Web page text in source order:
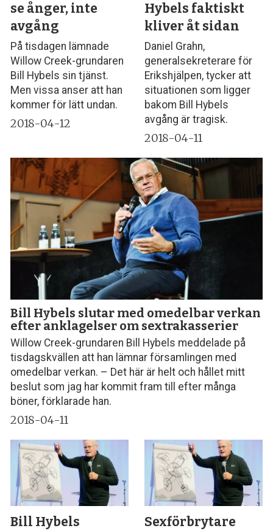
se ånger, inte
avgång
På tisdagen lämnade
Willow Creek-grundaren
Bill Hybels sin tjänst.
Men vissa anser att han
kommer för lätt undan.
2018-04-12
Hybels faktiskt
kliver åt sidan
Daniel Grahn,
generalsekreterare för
Erikshjälpen, tycker att
situationen som ligger
bakom Bill Hybels
avgång är tragisk.
2018-04-11
Bill Hybels slutar med omedelbar verkan
efter anklagelser om sextrakasserier
Willow Creek-grundaren Bill Hybels meddelade på
tisdagskvällen att han lämnar församlingen med
omedelbar verkan. – Det här är helt och hållet mitt
beslut som jag har kommit fram till efter många
böner, förklarade han.
2018-04-11
Bill Hybels
Sexförbrytare